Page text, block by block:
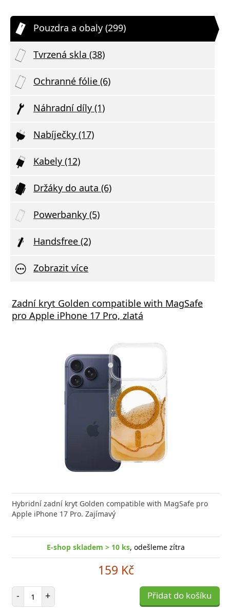
Pouzdra a obaly (299)
Tvrzená skla (38)
Ochranné fólie (6)
Náhradní díly (1)
Nabíječky (17)
Kabely (12)
Držáky do auta (6)
Powerbanky (5)
Handsfree (2)
Zobrazit více
Zadní kryt Golden compatible with MagSafe
pro Apple iPhone 17 Pro, zlatá
Hybridní zadní kryt Golden compatible with MagSafe pro
Apple iPhone 17 Pro. Zajímavý
E-shop skladem > 10 ks, odešleme zítra
159 Kč
- Počet položek
+ Přidat do košíku
nabíječka FIXED s 2xUSB výstupem, 17W
Rapid Charge, bílá
FIXED zajistí rychlé a bezpečné nabíjení
moderního smartphonu,
E-shop skladem > 10 ks, odešleme zítra
položek
+ Přidat do košíku -